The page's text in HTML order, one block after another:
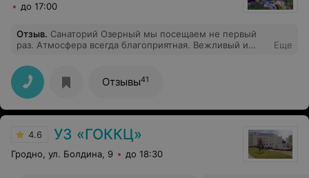
до 17:00
Отзыв. Санаторий Озерный мы посещаем не первый
раз. Атмосфера всегда благоприятная. Вежливый и
выразить работникам столовой #1: Демьян Оксане,
Лолеской Ольге, Сех Ирине, Лукьяненко Алексею,
Буйко Ирине, Марцевич Анастасии за душевное и
вежливое обслуживание, за вкусную еду. Отдельная
благодарность доктору Авгуль Анне Чеславовне, за
Обязательно приедем в следующем году. Успехов и
процветания санаторию Озерный!
Еще
Отзывы41
4.6 УЗ «ГОККЦ»
Гродно, ул. Болдина, 9 до 18:30